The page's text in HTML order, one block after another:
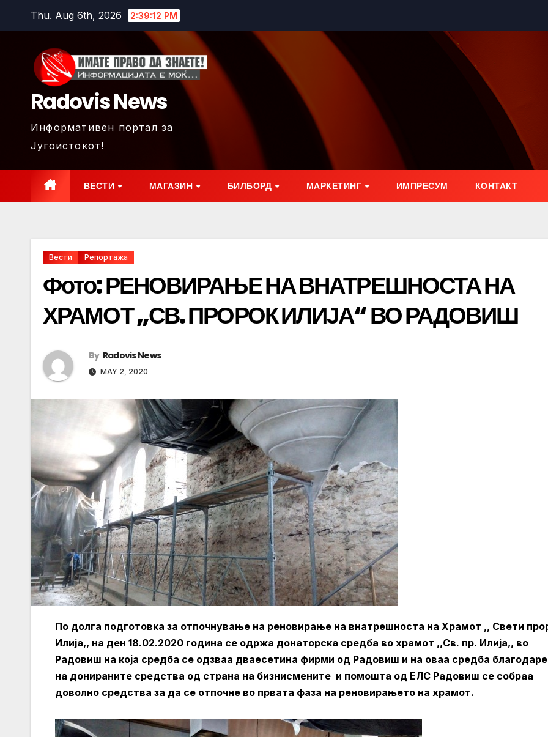
Thu. Aug 6th, 2026 2:39:14 PM
Radovis News
Информативен портал за
Југоистокот!
ВЕСТИ МАГАЗИН БИЛБОРД МАРКЕТИНГ ИМПРЕСУМ КОНТАКТ
Вести Репортажа
Фото: РЕНОВИРАЊЕ НА ВНАТРЕШНОСТА НА
ХРАМОТ „СВ. ПРОРОК ИЛИЈА“ ВО РАДОВИШ
By Radovis News
MAY 2, 2020
По долга подготовка за отпочнување на реновирање на внатрешноста на Храмот ,, Свети
Илија,, на ден 18.02.2020 година се одржа донаторска средба во храмот ,,Св. пр. Илија,, во
Радовиш на која средба се одзваа дваесетина фирми од Радовиш и на оваа средба
на донираните средства од страна на бизнисмените и помошта од ЕЛС Радовиш се собраа
доволно средства за да се отпочне во првата фаза на реновирањето на храмот.